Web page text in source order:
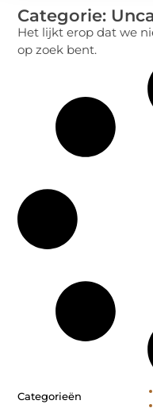
Categorie:
Het lijkt erop dat we
op zoek bent.
Categorieën